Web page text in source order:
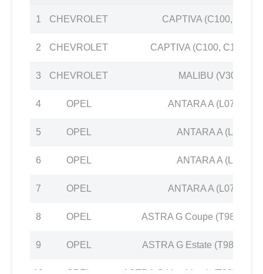
1 CHEVROLET CAPTIVA (C100, C140)
2 CHEVROLET CAPTIVA (C100, C140)
3 CHEVROLET MALIBU (V300) 2.4
4 OPEL ANTARA A (L07) 2.4
5 OPEL ANTARA A (L07) 2.4
6 OPEL ANTARA A (L07) 2.4
7 OPEL ANTARA A (L07) 2.4
8 OPEL ASTRA G Coupe (T98) 2.2
9 OPEL ASTRA G Estate (T98) 2.2